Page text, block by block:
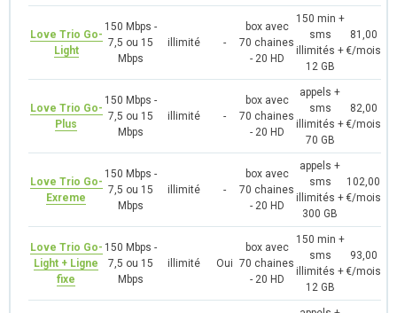
Love Trio Go-
Light
150 Mbps -
7,5 ou 15
Mbps
illimité -
box avec
70 chaines
- 20 HD
150 min +
sms
illimités +
12 GB
81,00
€/mois
Love Trio Go-
Plus
150 Mbps -
7,5 ou 15
Mbps
illimité -
box avec
70 chaines
- 20 HD
appels +
sms
illimités +
70 GB
82,00
€/mois
Love Trio Go-
Exreme
150 Mbps -
7,5 ou 15
Mbps
illimité -
box avec
70 chaines
- 20 HD
appels +
sms
illimités +
300 GB
102,00
€/mois
Love Trio Go-
Light + Ligne
fixe
150 Mbps -
7,5 ou 15
Mbps
illimité Oui
box avec
70 chaines
- 20 HD
150 min +
sms
illimités +
12 GB
93,00
€/mois